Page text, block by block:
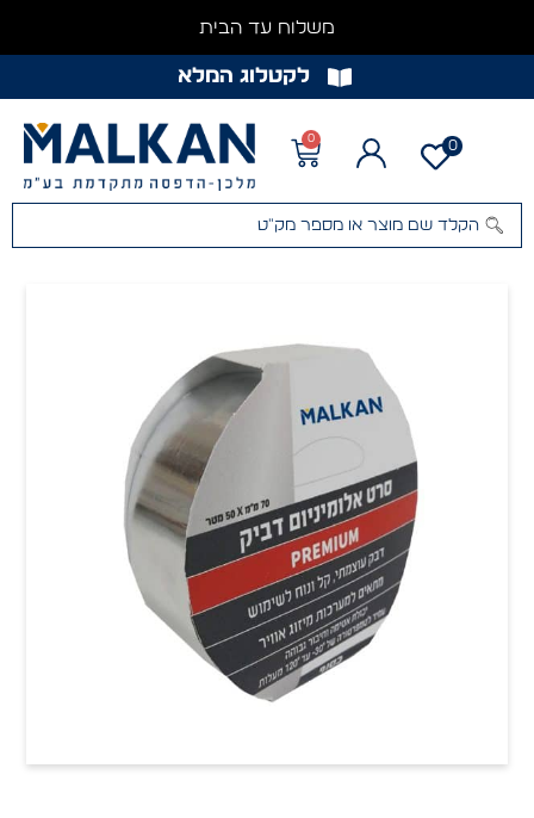
משלוח עד הבית
לקטלוג המלא
0
0